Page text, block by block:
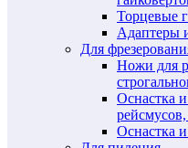
Торцевые
Адаптеры
Для
Ножи для
Оснастка
Оснастка